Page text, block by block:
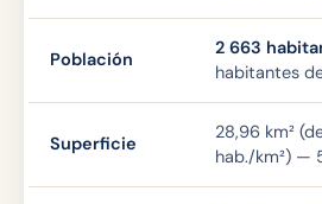
Población
2 663
habitantes
Superficie
28,96 km²
hab./km²) —